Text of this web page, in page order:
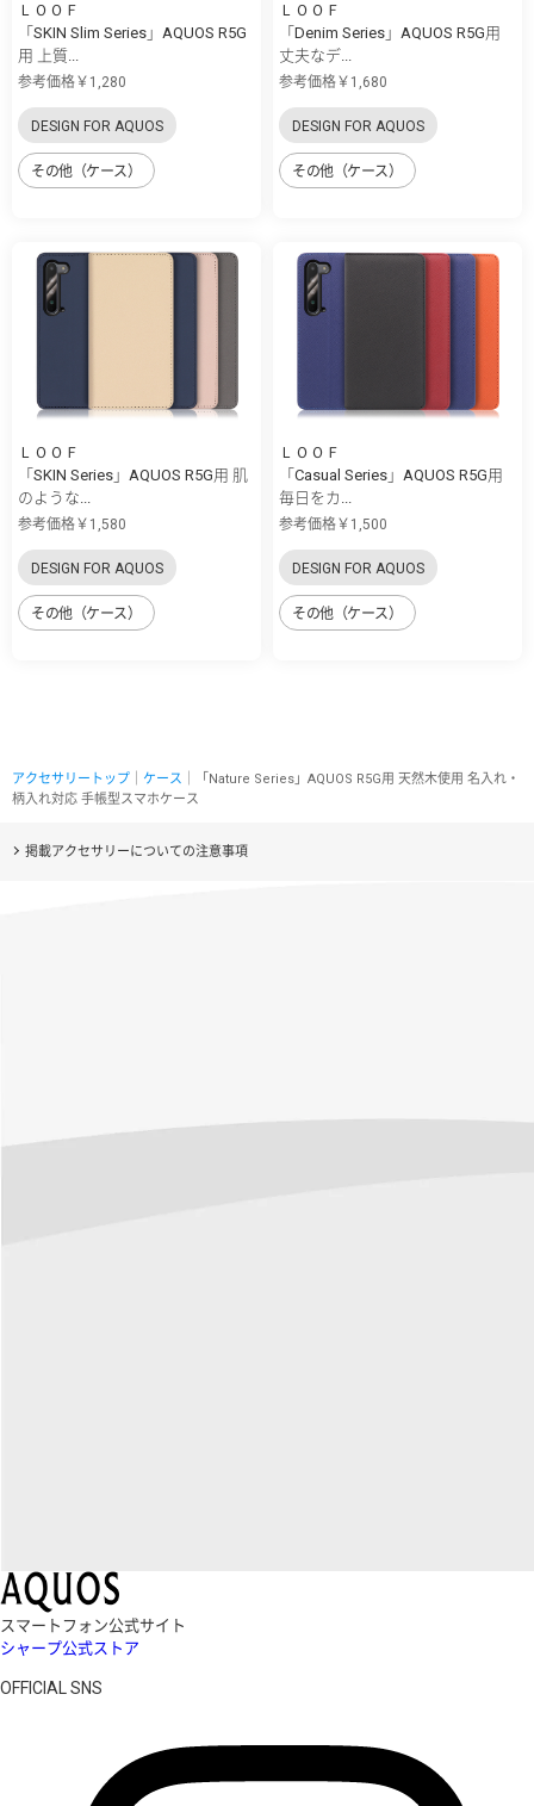
ＬＯＯＦ
「SKIN Slim Series」AQUOS R5G
用 上質...
参考価格￥1,280
DESIGN FOR AQUOS
その他（ケース）
ＬＯＯＦ
「Denim Series」AQUOS R5G用
丈夫なデ...
参考価格￥1,680
DESIGN FOR AQUOS
その他（ケース）
ＬＯＯＦ
「SKIN Series」AQUOS R5G用 肌
のような...
参考価格￥1,580
DESIGN FOR AQUOS
その他（ケース）
ＬＯＯＦ
「Casual Series」AQUOS R5G用
毎日をカ...
参考価格￥1,500
DESIGN FOR AQUOS
その他（ケース）
アクセサリートップ ケース ｜「Nature Series」AQUOS R5G用 天然木使用 名入れ・
柄入れ対応 手帳型スマホケース
掲載アクセサリーについての注意事項
スマートフォン公式サイト
シャープ公式ストア
OFFICIAL SNS